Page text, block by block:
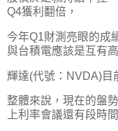
Q4獲利翻倍，
今年Q1財測亮眼的成
與台積電應該是互有高
輝達(代號：NVDA)目
整體來說，現在的盤
上利率會議還有段時間